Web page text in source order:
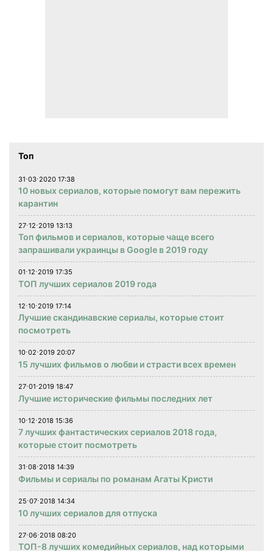
Топ
31⋅03⋅2020 17:38
10 новых сериалов, которые помогут вам пережить
карантин
27⋅12⋅2019 13:13
Топ фильмов и сериалов, которые чаще всего
запрашивали украинцы в Google в 2019 году
01⋅12⋅2019 17:35
ТОП лучших сериалов 2019 года
12⋅10⋅2019 17:14
Лучшие скандинавские сериалы, которые стоит
посмотреть
10⋅02⋅2019 20:07
15 лучших фильмов о любви и страсти всех времен
27⋅01⋅2019 18:47
Лучшие исторические фильмы последних лет
10⋅12⋅2018 15:36
7 лучших фантастических сериалов 2018 года,
которые стоит посмотреть
31⋅08⋅2018 14:39
Фильмы и сериалы по романам Агаты Кристи
25⋅07⋅2018 14:34
10 лучших сериалов для отпуска
27⋅06⋅2018 08:20
ТОП-8 лучших комедийных сериалов, над которыми